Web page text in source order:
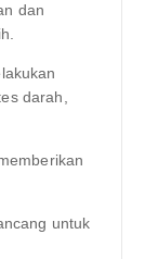
dan
darah,
untuk